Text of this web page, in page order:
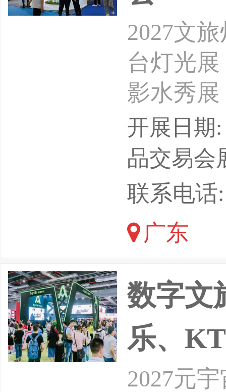
2027文
台灯光
影水秀展
洲文旅灯
中国进
9944（
旅游景
区协会
开展日期
品交易会
联系电话:
广东
数字文
乐、
2027元